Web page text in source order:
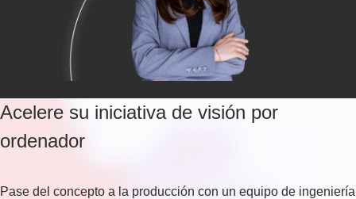
Acelere su iniciativa de visión por
ordenador
Pase del concepto a la producción con un equipo de ingeniería